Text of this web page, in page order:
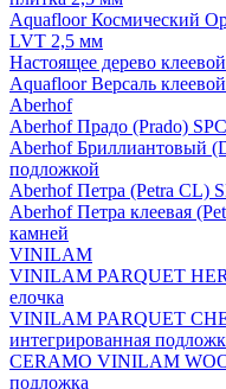
Aquafloor Космический
LVT 2,5 мм
Настоящее дерево
Aquafloor Версаль
Aberhof
Aberhof Прадо (Prado)
Aberhof Бриллиантовый
подложкой
Aberhof Петра (Petra CL)
Aberhof Петра клеевая
камней
VINILAM
VINILAM PARQUET
елочка
VINILAM PARQUET
интегрированная
CERAMO VINILAM
подложка